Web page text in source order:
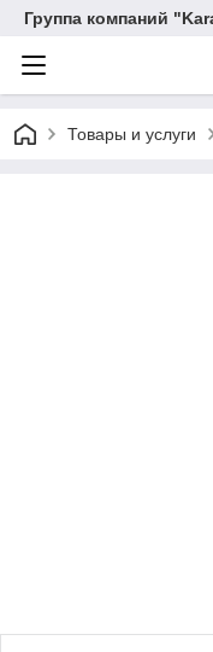
Группа компаний
Товары и услуги